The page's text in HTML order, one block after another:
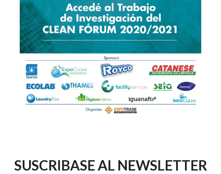
SUSCRIBASE AL NEWSLETTER